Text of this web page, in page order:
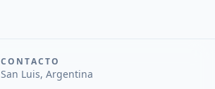
CONTACTO
San Luis, Argentina